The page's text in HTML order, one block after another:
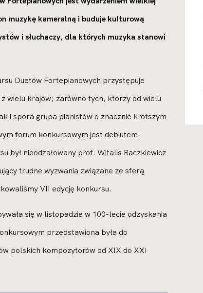
muzykę kameralną i buduje kulturową
i słuchaczy, dla których muzyka stanowi
Duetów Fortepianowych przystępuje
wielu krajów; zarówno tych, którzy od wielu
i spora grupa pianistów o znacznie krótszym
forum konkursowym jest debiutem.
był nieodżałowany prof. Witalis Raczkiewicz
trudne wyzwania związane ze sferą
VII edycję konkursu.
się w listopadzie w 100-lecie odzyskania
przedstawiona była do
polskich kompozytorów od XIX do XXI